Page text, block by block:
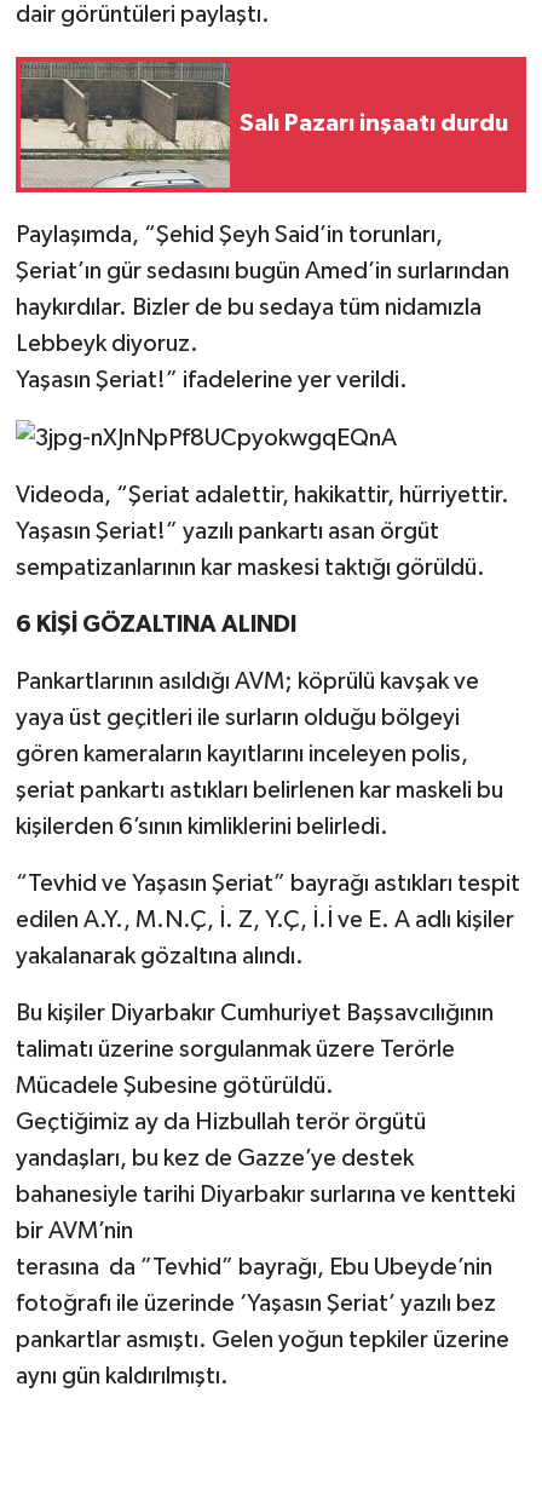
dair görüntüleri paylaştı.
Salı Pazarı inşaatı durdu
Paylaşımda, “Şehid Şeyh Said’in torunları,
Şeriat’ın gür sedasını bugün Amed’in surlarından
haykırdılar. Bizler de bu sedaya tüm nidamızla
Lebbeyk diyoruz.
Yaşasın Şeriat!” ifadelerine yer verildi.
Videoda, “Şeriat adalettir, hakikattir, hürriyettir.
Yaşasın Şeriat!” yazılı pankartı asan örgüt
sempatizanlarının kar maskesi taktığı görüldü.
6 KİŞİ GÖZALTINA ALINDI
Pankartlarının asıldığı AVM; köprülü kavşak ve
yaya üst geçitleri ile surların olduğu bölgeyi
gören kameraların kayıtlarını inceleyen polis,
şeriat pankartı astıkları belirlenen kar maskeli bu
kişilerden 6’sının kimliklerini belirledi.
“Tevhid ve Yaşasın Şeriat” bayrağı astıkları tespit
edilen A.Y., M.N.Ç, İ. Z, Y.Ç, İ.İ ve E. A adlı kişiler
yakalanarak gözaltına alındı.
Bu kişiler Diyarbakır Cumhuriyet Başsavcılığının
talimatı üzerine sorgulanmak üzere Terörle
Mücadele Şubesine götürüldü.
Geçtiğimiz ay da Hizbullah terör örgütü
yandaşları, bu kez de Gazze’ye destek
bahanesiyle tarihi Diyarbakır surlarına ve kentteki
bir AVM’nin
terasına da ”Tevhid” bayrağı, Ebu Ubeyde’nin
fotoğrafı ile üzerinde ‘Yaşasın Şeriat’ yazılı bez
pankartlar asmıştı. Gelen yoğun tepkiler üzerine
aynı gün kaldırılmıştı.